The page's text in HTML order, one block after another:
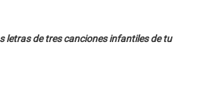
letras de tres canciones infantiles de tu